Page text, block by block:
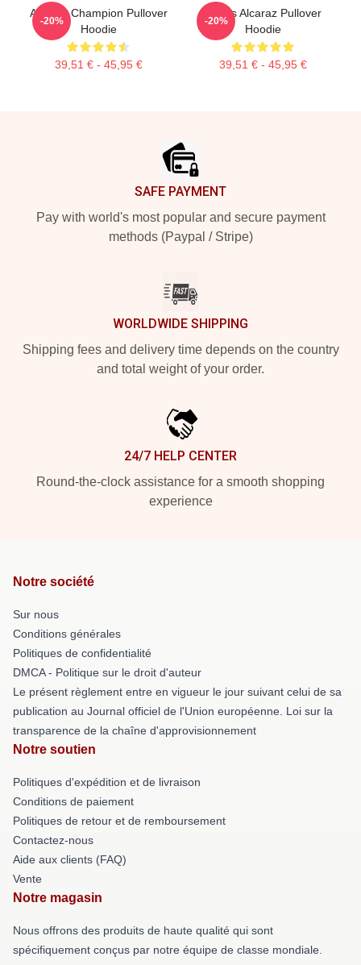
Alcaraz Champion Pullover
Hoodie
39,51 € - 45,95 €
-20%
Carlos Alcaraz Pullover
Hoodie
39,51 € - 45,95 €
-20%
SAFE PAYMENT
Pay with world's most popular and secure payment
methods (Paypal / Stripe)
WORLDWIDE SHIPPING
Shipping fees and delivery time depends on the country
and total weight of your order.
24/7 HELP CENTER
Round-the-clock assistance for a smooth shopping
experience
Notre société
Sur nous
Conditions générales
Politiques de confidentialité
DMCA - Politique sur le droit d'auteur
Le présent règlement entre en vigueur le jour suivant celui de sa
publication au Journal officiel de l'Union européenne. Loi sur la
transparence de la chaîne d'approvisionnement
Notre soutien
Politiques d'expédition et de livraison
Conditions de paiement
Politiques de retour et de remboursement
Contactez-nous
Aide aux clients (FAQ)
Vente
Notre magasin
Nous offrons des produits de haute qualité qui sont
spécifiquement conçus par notre équipe de classe mondiale.